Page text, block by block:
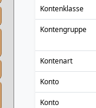
Kontenklasse
Kontengruppe
Kontenart
Konto
Konto